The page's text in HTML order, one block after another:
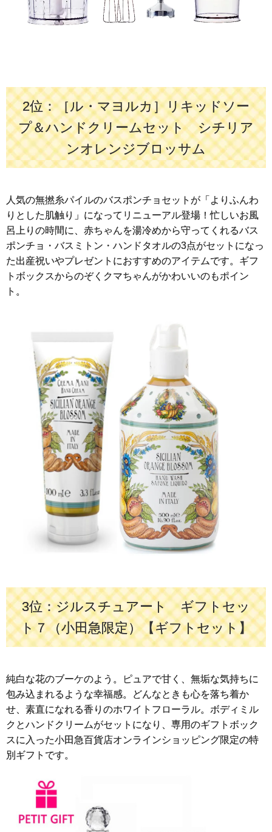
2位：［ル・マヨルカ］リキッドソー
プ＆ハンドクリームセット シチリア
ンオレンジブロッサム
人気の無撚糸パイルのバスポンチョセットが「よりふんわ
りとした肌触り」になってリニューアル登場！忙しいお風
呂上りの時間に、赤ちゃんを湯冷めから守ってくれるバス
ポンチョ・バスミトン・ハンドタオルの3点がセットになっ
た出産祝いやプレゼントにおすすめのアイテムです。ギフ
トボックスからのぞくクマちゃんがかわいいのもポイン
ト。
3位：ジルスチュアート ギフトセッ
ト７（小田急限定）【ギフトセット】
純白な花のブーケのよう。ピュアで甘く、無垢な気持ちに
包み込まれるような幸福感。どんなときも心を落ち着か
せ、素直になれる香りのホワイトフローラル。ボディミル
クとハンドクリームがセットになり、専用のギフトボック
スに入った小田急百貨店オンラインショッピング限定の特
別ギフトです。